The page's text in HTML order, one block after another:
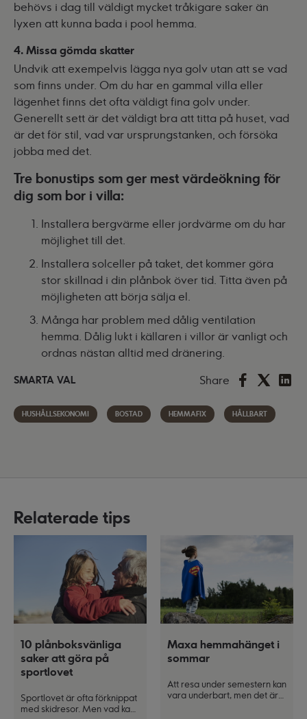
behövs i dag till väldigt mycket tråkigare saker än
lyxen att kunna bada i pool hemma.
4. Missa gömda skatter
Undvik att exempelvis lägga nya golv utan att se vad
som finns under. Om du har en gammal villa eller
lägenhet finns det ofta väldigt fina golv under.
Generellt sett är det väldigt bra att titta på huset, vad
är det för stil, vad var ursprungstanken, och försöka
jobba med det.
Tre bonustips som ger mest värdeökning för
dig som bor i villa:
Installera bergvärme eller jordvärme om du har
möjlighet till det.
Installera solceller på taket, det kommer göra
stor skillnad i din plånbok över tid. Titta även på
möjligheten att börja sälja el.
Många har problem med dålig ventilation
hemma. Dålig lukt i källaren i villor är vanligt och
ordnas nästan alltid med dränering.
SMARTA VAL Share
HUSHÅLLSEKONOMI BOSTAD HEMMAFIX HÅLLBART
Relaterade tips
10 plånboksvänliga
saker att göra på
sportlovet
Sportlovet är ofta förknippat
med skidresor. Men vad kan
Maxa hemmahänget i
sommar
Att resa under semestern kan
vara underbart, men det är